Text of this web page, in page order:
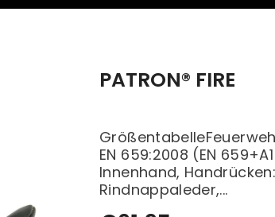
PATRON® FIRE
EN 659:2008 (EN
Innenhand,
Rindnappaleder,...